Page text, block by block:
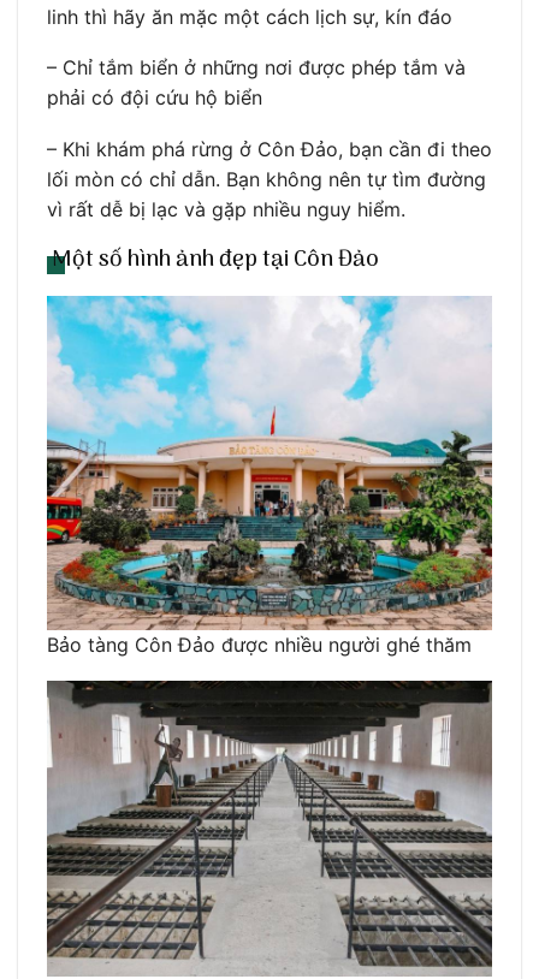
linh thì hãy ăn mặc một cách lịch sự, kín đáo
– Chỉ tắm biển ở những nơi được phép tắm và
phải có đội cứu hộ biển
– Khi khám phá rừng ở Côn Đảo, bạn cần đi theo
lối mòn có chỉ dẫn. Bạn không nên tự tìm đường
vì rất dễ bị lạc và gặp nhiều nguy hiểm.
Một số hình ảnh đẹp tại Côn Đảo
Bảo tàng Côn Đảo được nhiều người ghé thăm